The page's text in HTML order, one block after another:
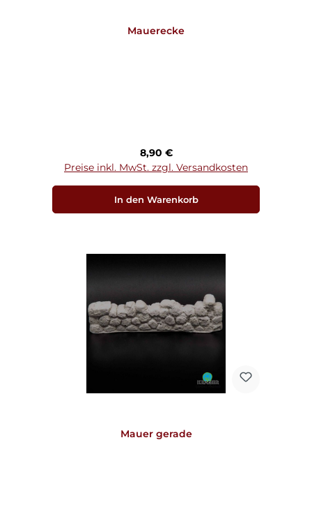
Mauerecke
Regulärer Preis:
8,90 €
Preise inkl. MwSt. zzgl. Versandkosten
In den Warenkorb
Mauer gerade